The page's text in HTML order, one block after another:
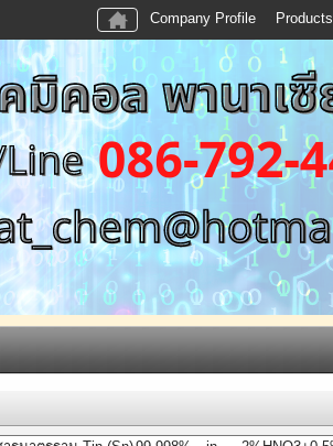
Company Profile Products